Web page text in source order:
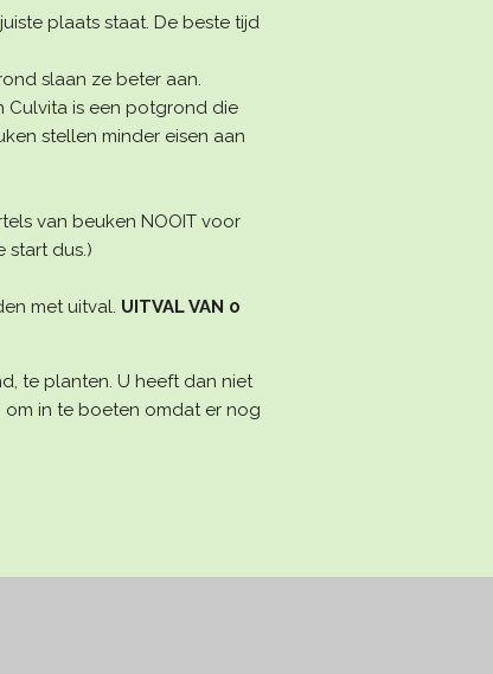
plaats staat. De beste tijd
slaan ze beter aan.
is een potgrond die
stellen minder eisen aan
van beuken NOOIT voor
start dus.)
met uitval. UITVAL VAN 0
te planten. U heeft dan niet
om in te boeten omdat er nog